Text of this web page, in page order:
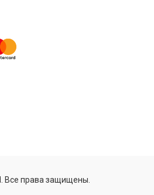
Все права защищены.